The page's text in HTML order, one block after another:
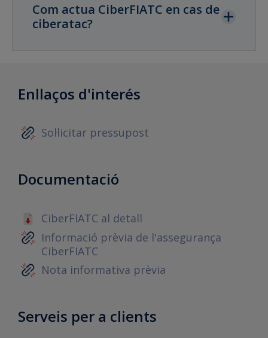
Com actua CiberFIATC en cas de
ciberatac?
Enllaços d'interés
Sol·licitar pressupost
Documentació
CiberFIATC al detall
Informació prèvia de l'assegurança
CiberFIATC
Nota informativa prèvia
Serveis per a clients